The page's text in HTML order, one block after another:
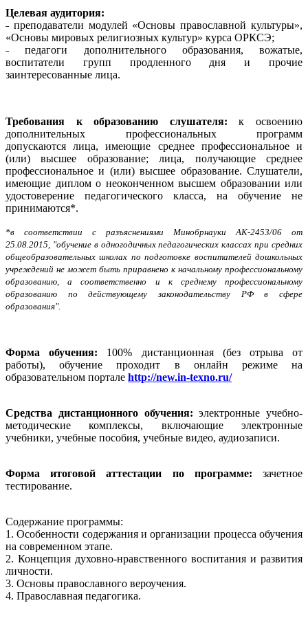
Целевая аудитория:
˗ преподаватели модулей «Основы православной культуры»,
«Основы мировых религиозных культур» курса ОРКСЭ;
˗ педагоги дополнительного образования, вожатые,
воспитатели групп продленного дня и прочие
заинтересованные лица.
Требования к образованию слушателя:к освоению
дополнительных профессиональных программ
допускаются
лица, имеющие среднее профессиональное и
(или) высшее образование; лица, получающие среднее
профессиональное и (или) высшее образование. Слушатели,
имеющие диплом о неоконченном высшем образовании или
удостоверение педагогического класса, на обучение не
принимаются*.
*в соответствии с разъяснениями Минобрнауки АК-2453/06 от
25.08.2015, "обучение в одногодичных педагогических классах при средних
общеобразовательных школах по подготовке воспитателей дошкольных
учреждений не может быть приравнено к начальному профессиональному
образованию, а соответственно и к среднему профессиональному
образованию по действующему законодательству РФ в сфере
образования".
Форма обучения: 100% дистанционная (без отрыва от
работы), обучение проходит в онлайн режиме на
образовательном портале http://new.in-texno.ru/
Средства дистанционного обучения: электронные учебно-
методические комплексы, включающие электронные
учебники, учебные пособия, учебные видео, аудиозаписи.
Форма итоговой аттестации по программе: зачетное
тестирование.
Содержание программы:
1. Особенности содержания и организации процесса обучения
на современном этапе.
2. Концепция духовно-нравственного воспитания и развития
личности.
3. Основы православного вероучения.
4. Православная педагогика.